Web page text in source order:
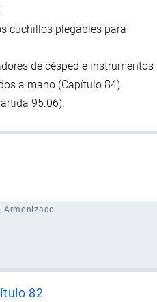
cuchillos plegables para
de césped e instrumentos
a mano (Capítulo 84).
95.06).
Armonizado
82